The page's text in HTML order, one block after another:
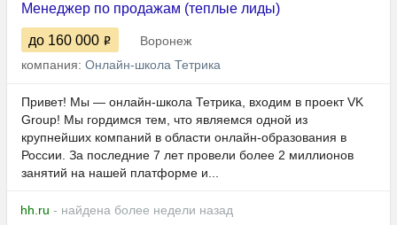
Менеджер по продажам (теплые лиды)
до 160 000
Воронеж
компания: Онлайн-школа Тетрика
Привет! Мы — онлайн-школа Тетрика, входим в проект VK
Group! Мы гордимся тем, что являемся одной из
крупнейших компаний в области онлайн-образования в
России. За последние 7 лет провели более 2 миллионов
занятий на нашей платформе и...
hh.ru - найдена более недели назад